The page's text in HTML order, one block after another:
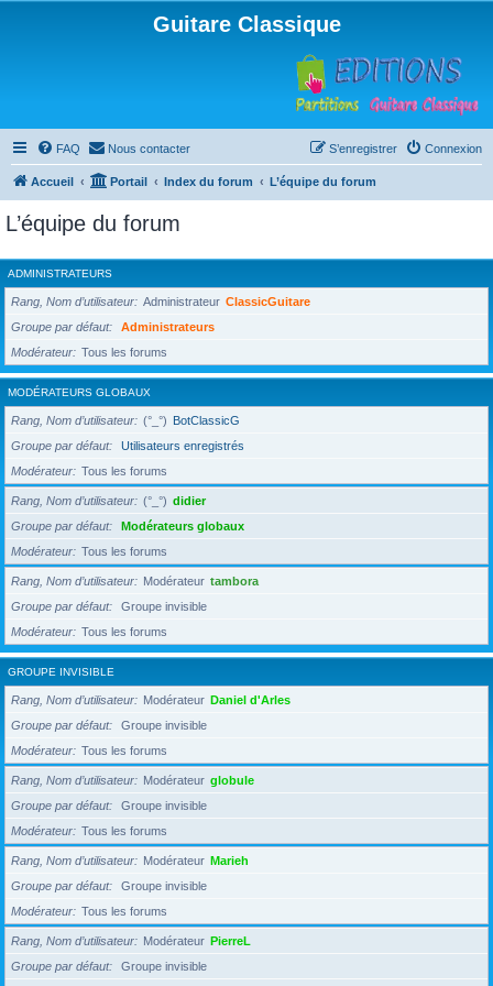
Guitare Classique
FAQ Nous contacter Connexion
S’enregistrer
Accueil Portail Index du forum L’équipe du forum
L’équipe du forum
ADMINISTRATEURS
Rang, Nom d’utilisateur Administrateur ClassicGuitare
Groupe par défaut
Administrateurs
Modérateur
Tous les forums
MODÉRATEURS GLOBAUX
Rang, Nom d’utilisateur (°_°) BotClassicG
Groupe par défaut
Utilisateurs enregistrés
Modérateur
Tous les forums
Rang, Nom d’utilisateur (°_°) didier
Groupe par défaut
Modérateurs globaux
Modérateur
Tous les forums
Rang, Nom d’utilisateur Modérateur tambora
Groupe par défaut
Groupe invisible
Modérateur
Tous les forums
GROUPE INVISIBLE
Rang, Nom d’utilisateur Modérateur Daniel d'Arles
Groupe par défaut
Groupe invisible
Modérateur
Tous les forums
Rang, Nom d’utilisateur Modérateur globule
Groupe par défaut
Groupe invisible
Modérateur
Tous les forums
Rang, Nom d’utilisateur Modérateur Marieh
Groupe par défaut
Groupe invisible
Modérateur
Tous les forums
Rang, Nom d’utilisateur Modérateur PierreL
Groupe par défaut
Groupe invisible